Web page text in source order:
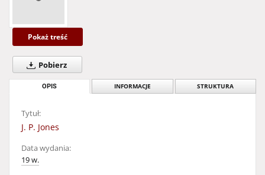
Pokaż treść
Pobierz
OPIS INFORMACJE STRUKTURA
Tytuł:
J. P. Jones
Data wydania:
19 w.